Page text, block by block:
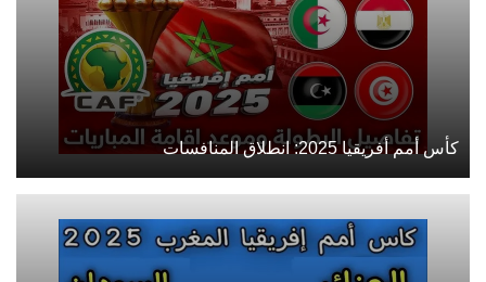
كأس أمم أفريقيا 2025: انطلاق المنافسات